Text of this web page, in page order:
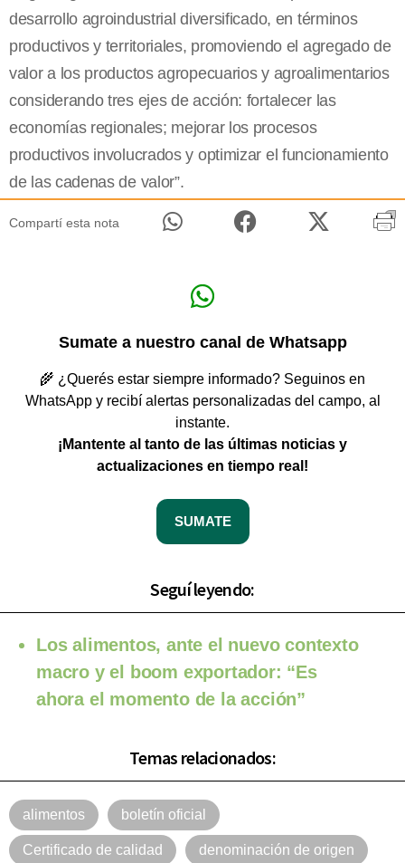
desarrollo agroindustrial diversificado, en términos
productivos y territoriales, promoviendo el agregado de
valor a los productos agropecuarios y agroalimentarios
considerando tres ejes de acción: fortalecer las
economías regionales; mejorar los procesos
productivos involucrados y optimizar el funcionamiento
de las cadenas de valor”.
Compartí esta nota
Sumate a nuestro canal de Whatsapp
🌾 ¿Querés estar siempre informado? Seguinos en
WhatsApp y recibí alertas personalizadas del campo, al
instante.
¡Mantente al tanto de las últimas noticias y
actualizaciones en tiempo real!
SUMATE
Seguí leyendo:
Los alimentos, ante el nuevo contexto
macro y el boom exportador: “Es
ahora el momento de la acción”
Temas relacionados:
alimentos boletín oficial
Certificado de calidad denominación de origen